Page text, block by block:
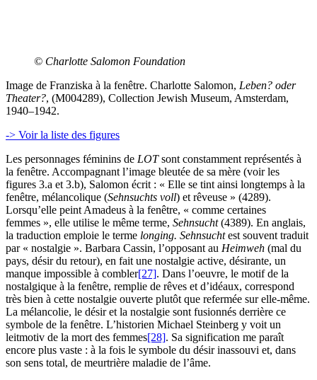
© Charlotte Salomon Foundation
Image de Franziska à la fenêtre. Charlotte Salomon, Leben? oder
Theater?, (M004289), Collection Jewish Museum, Amsterdam,
1940–1942.
-> Voir la liste des figures
Les personnages féminins de LOTsont constamment représentés à
la fenêtre. Accompagnant l’image bleutée de sa mère (voir les
figures 3.a et 3.b), Salomon écrit : « Elle se tint ainsi longtemps à la
fenêtre, mélancolique (Sehnsuchts voll) et rêveuse » (4289).
Lorsqu’elle peint Amadeus à la fenêtre, « comme certaines
femmes », elle utilise le même terme, Sehnsucht(4389). En anglais,
la traduction emploie le terme longing. Sehnsuchtest souvent traduit
par « nostalgie ». Barbara Cassin, l’opposant au Heimweh (mal du
pays, désir du retour), en fait une nostalgie active, désirante, un
manque impossible à combler[27]. Dans l’oeuvre, le motif de la
nostalgique à la fenêtre, remplie de rêves et d’idéaux, correspond
très bien à cette nostalgie ouverte plutôt que refermée sur elle-même.
La mélancolie, le désir et la nostalgie sont fusionnés derrière ce
symbole de la fenêtre. L’historien Michael Steinberg y voit un
leitmotiv de la mort des femmes[28]. Sa signification me paraît
encore plus vaste : à la fois le symbole du désir inassouvi et, dans
son sens total, de meurtrière maladie de l’âme.